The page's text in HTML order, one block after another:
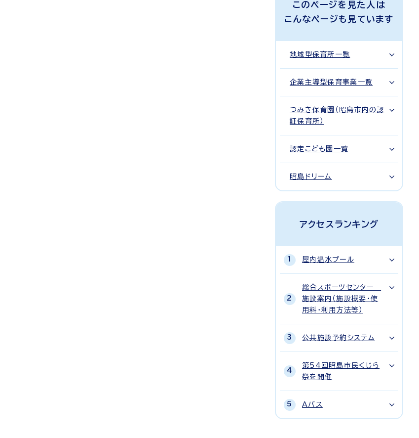
このページを見た人は
こんなページも見ています
地域型保育所一覧
企業主導型保育事業一覧
つみき保育園（昭島市内の認
証保育所）
認定こども園一覧
昭島ドリーム
アクセスランキング
屋内温水プール
総合スポーツセンター
施設案内（施設概要・使
用料・利用方法等）
公共施設予約システム
第54回昭島市民くじら
祭を開催
Aバス